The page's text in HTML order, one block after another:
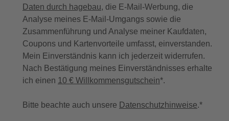
Daten durch hagebau, die E-Mail-Werbung, die
Analyse meines E-Mail-Umgangs sowie die
Zusammenführung und Analyse meiner Kaufdaten,
Coupons und Kartenvorteile umfasst, einverstanden.
Mein Einverständnis kann ich jederzeit widerrufen.
Nach Bestätigung meines Einverständnisses erhalte
ich einen 10 € Willkommensgutschein*.
Bitte beachte auch unsere Datenschutzhinweise.